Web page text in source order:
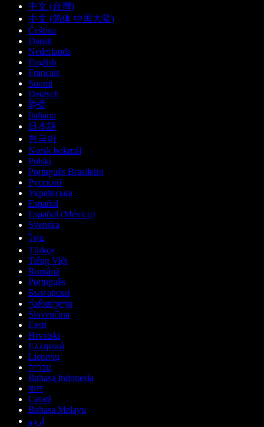
中文 (台灣)
中文 (简体 中国大陆)
Čeština
Dansk
Nederlands
English
Français
Suomi
Deutsch
हिन्दी
Italiano
日本語
한국어
Norsk bokmål
Polski
Português Brasileiro
Русский
Українська
Español
Español (México)
Svenska
ไทย
Türkçe
Tiếng Việt
Română
Português
Български
ქართული
Slovenčina
Eesti
Hrvatski
Ελληνικά
Lietuvių
עברית
Bahasa Indonesia
বাংলা
Català
Bahasa Melayu
اردو